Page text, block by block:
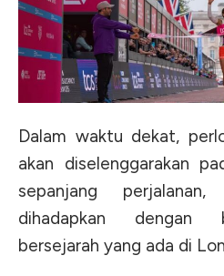
Dalam waktu dekat,
akan diselenggarakan
sepanjang
dihadapkan dengan
bersejarah yang ada di